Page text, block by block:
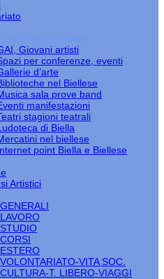
arte e tempo libero
Giovani artisti
per conferenze, eventi
d’arte
nel Biellese
sala prove band
manifestazioni
stagioni teatrali
di Biella
nel biellese
point Biella e Biellese
Artistici
VITA SOC.
T. LIBERO-VIAGGI